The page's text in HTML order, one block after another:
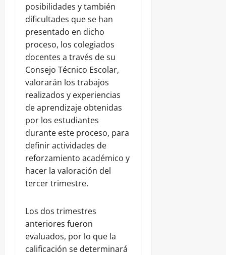
posibilidades y también
dificultades que se han
presentado en dicho
proceso, los colegiados
docentes a través de su
Consejo Técnico Escolar,
valorarán los trabajos
realizados y experiencias
de aprendizaje obtenidas
por los estudiantes
durante este proceso, para
definir actividades de
reforzamiento académico y
hacer la valoración del
tercer trimestre.
Los dos trimestres
anteriores fueron
evaluados, por lo que la
calificación se determinará